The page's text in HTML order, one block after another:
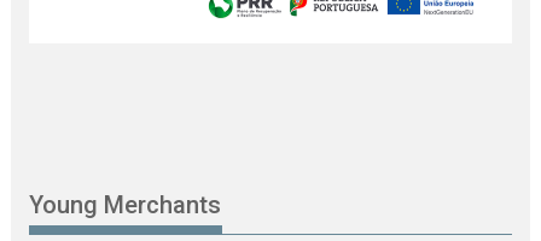
Young Merchants